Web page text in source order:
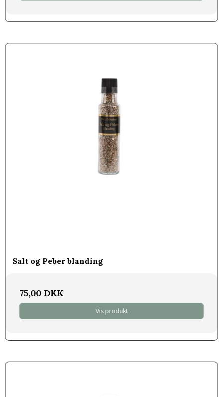
Salt og Peber blanding
75,00 DKK
Vis produkt